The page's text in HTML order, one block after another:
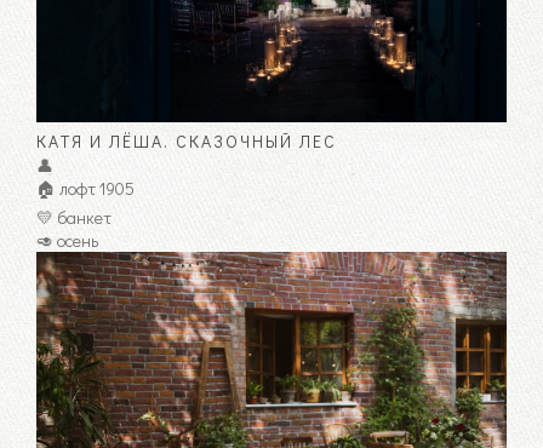
КАТЯ И ЛЁША. СКАЗОЧНЫЙ ЛЕС
👤
🏠 лофт 1905
💛 банкет
🥑 осень